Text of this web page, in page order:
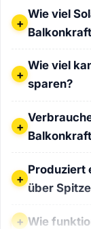
Wie viel
Wie viel
sparen?
Produziert
über
Wie
Wie